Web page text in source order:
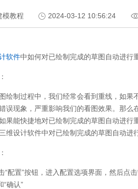
模教程 2024-03-12 10:56:24
软件中如何对已绘制完成的草图自动进行
绘制过程中，我们经常会看到重线，如
误现象，严重影响我们的看图效果。那么
果能快捷地对已绘制完成的草图自动进
维设计软件中对已绘制完成的草图自动进
“配置”按钮，进入配置选项界面，然后点
“确认”